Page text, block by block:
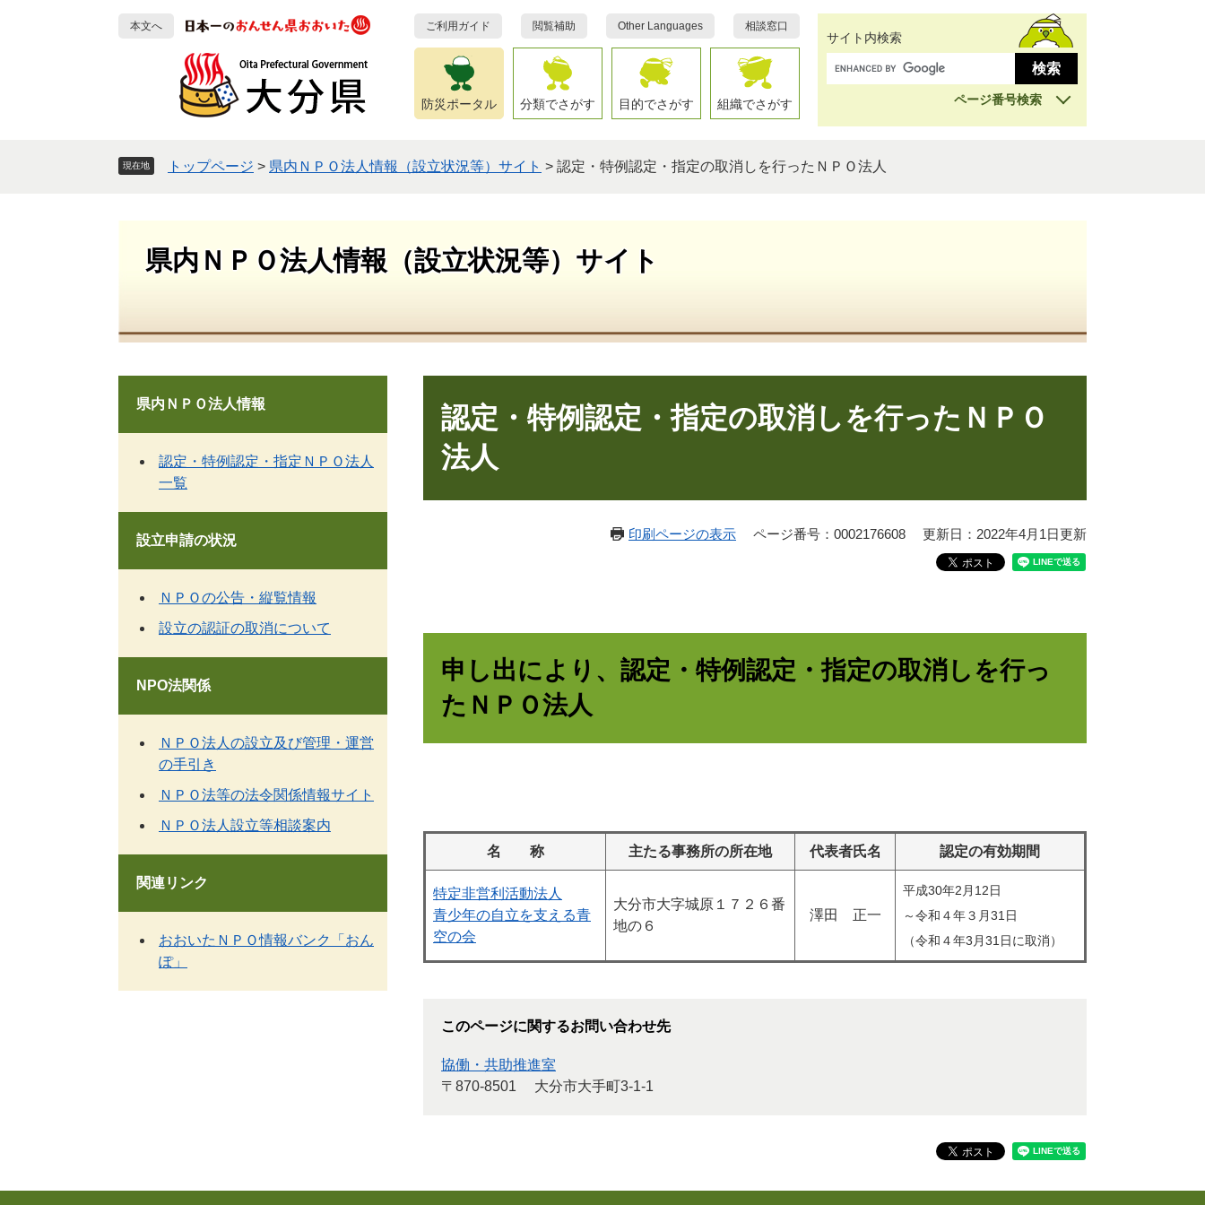
本文へ ご利用ガイド 閲覧補助 Other Languages 相談窓口
防災ポータル 分類でさがす 目的でさがす 組織でさがす
サイト内検索
ページ番号検索
現在地 トップページ > 県内ＮＰＯ法人情報（設立状況等）サイト > 認定・特例認定・指定の取消しを行ったＮＰＯ法人
県内ＮＰＯ法人情報（設立状況等）サイト
認定・特例認定・指定の取消しを行ったＮＰＯ
法人
印刷ページの表示 ページ番号：0002176608 更新日：2022年4月1日更新
申し出により、認定・特例認定・指定の取消しを行っ
たＮＰＯ法人
名 称 主たる事務所の所在地 代表者氏名 認定の有効期間
特定非営利活動法人
青少年の自立を支える青
空の会
大分市大字城原１７２６番
地の６
澤田 正一
平成30年2月12日
～令和４年３月31日
（令和４年3月31日に取消）
このページに関するお問い合わせ先
協働・共助推進室
〒870-8501
大分市大手町3-1-1
県内ＮＰＯ法人情報
認定・特例認定・指定ＮＰＯ法人
一覧
設立申請の状況
ＮＰＯの公告・縦覧情報
設立の認証の取消について
NPO法関係
ＮＰＯ法人の設立及び管理・運営
の手引き
ＮＰＯ法等の法令関係情報サイト
ＮＰＯ法人設立等相談案内
関連リンク
おおいたＮＰＯ情報バンク「おん
ぽ」